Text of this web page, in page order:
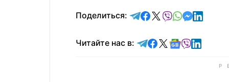
Поделиться: отправить в Telegram
поделиться в
поделиться в X
отправить в
отправить
Читайте нас в: Читайте в Telegram
Читайте в
Читайте в X
Читайте в
Читайте